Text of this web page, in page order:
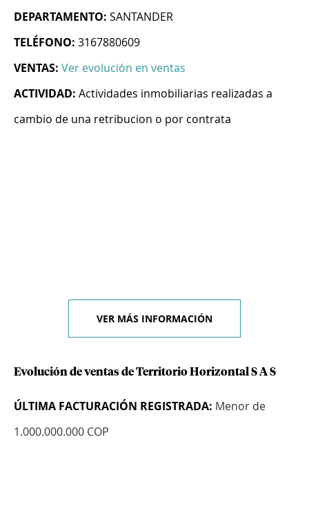
DEPARTAMENTO: SANTANDER
TELÉFONO: 3167880609
VENTAS: Ver evolución en ventas
ACTIVIDAD: Actividades inmobiliarias realizadas a
cambio de una retribucion o por contrata
VER MÁS INFORMACIÓN
Evolución de ventas de Territorio Horizontal S A S
ÚLTIMA FACTURACIÓN REGISTRADA: Menor de
1.000.000.000 COP